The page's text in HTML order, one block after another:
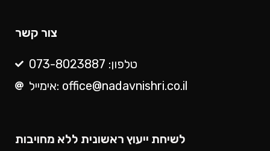
צור קשר
טלפון: 073-8023887
אימייל: office@nadavnishri.co.il
לשיחת ייעוץ ראשונית ללא מחויבות